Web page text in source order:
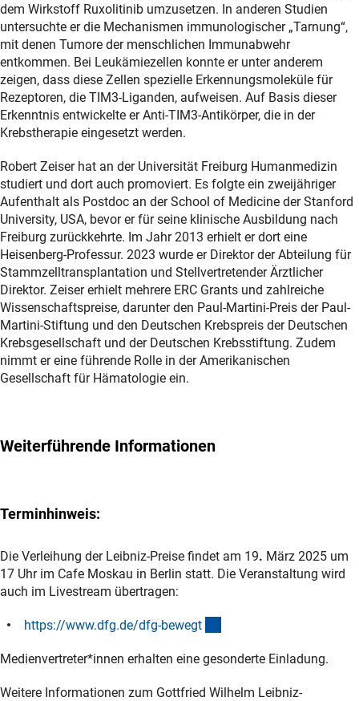
dem Wirkstoff Ruxolitinib umzusetzen. In anderen Studien
untersuchte er die Mechanismen immunologischer „Tarnung“,
mit denen Tumore der menschlichen Immunabwehr
entkommen. Bei Leukämiezellen konnte er unter anderem
zeigen, dass diese Zellen spezielle Erkennungsmoleküle für
Rezeptoren, die TIM3-Liganden, aufweisen. Auf Basis dieser
Erkenntnis entwickelte er Anti-TIM3-Antikörper, die in der
Krebstherapie eingesetzt werden.
Robert Zeiser hat an der Universität Freiburg Humanmedizin
studiert und dort auch promoviert. Es folgte ein zweijähriger
Aufenthalt als Postdoc an der School of Medicine der Stanford
University, USA, bevor er für seine klinische Ausbildung nach
Freiburg zurückkehrte. Im Jahr 2013 erhielt er dort eine
Heisenberg-Professur. 2023 wurde er Direktor der Abteilung für
Stammzelltransplantation und Stellvertretender Ärztlicher
Direktor. Zeiser erhielt mehrere ERC Grants und zahlreiche
Wissenschaftspreise, darunter den Paul-Martini-Preis der Paul-
Martini-Stiftung und den Deutschen Krebspreis der Deutschen
Krebsgesellschaft und der Deutschen Krebsstiftung. Zudem
nimmt er eine führende Rolle in der Amerikanischen
Gesellschaft für Hämatologie ein.
Weiterführende Informationen
Terminhinweis:
Die Verleihung der Leibniz-Preise findet am 19. März 2025 um
17 Uhr im Cafe Moskau in Berlin statt. Die Veranstaltung wird
auch im Livestream übertragen:
https://www.dfg.de/dfg-bewegt
Medienvertreter*innen erhalten eine gesonderte Einladung.
Weitere Informationen zum Gottfried Wilhelm Leibniz-